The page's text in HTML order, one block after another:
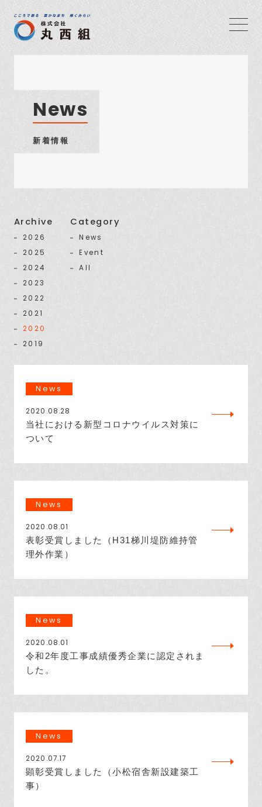
News
新着情報
Archive
2026
2025
2024
2023
2022
2021
2020
2019
Category
News
Event
All
News
2020.08.28
当社における新型コロナウイルス対策に
ついて
News
2020.08.01
表彰受賞しました（H31梯川堤防維持管
理外作業）
News
2020.08.01
令和2年度工事成績優秀企業に認定されま
した。
News
2020.07.17
顕彰受賞しました（小松宿舎新設建築工
事）